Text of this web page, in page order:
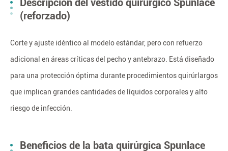
Descripción del vestido quirúrgico Spunlace
(reforzado)
Corte y ajuste idéntico al modelo estándar, pero con refuerzo
adicional en áreas críticas del pecho y antebrazo. Está diseñado
para una protección óptima durante procedimientos quirúrlargos
que implican grandes cantidades de líquidos corporales y alto
riesgo de infección.
Beneficios de la bata quirúrgica Spunlace